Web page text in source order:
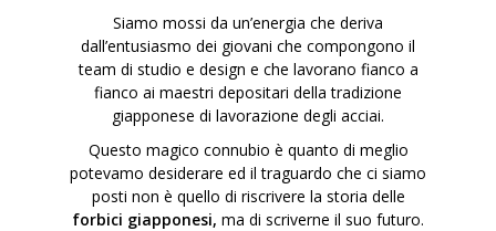
Siamo mossi da un’energia che deriva
dall’entusiasmo dei giovani che compongono il
team di studio e design e che lavorano fianco a
fianco ai maestri depositari della tradizione
giapponese di lavorazione degli acciai.
Questo magico connubio è quanto di meglio
potevamo desiderare ed il traguardo che ci siamo
posti non è quello di riscrivere la storia delle
forbici giapponesi, ma di scriverne il suo futuro.